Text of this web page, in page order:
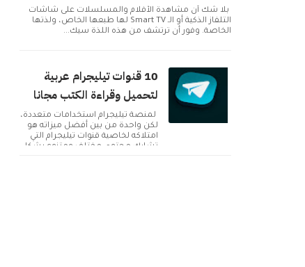
بلا شك أن مشاهدة الأفلام والمسلسلات على شاشات
التلفاز الذكية أو الـ Smart TV لها طبعها الخاص، ولذتها
الخاصة. وفور أن ترتشف من هذه اللذة سيك...
10 قنوات تيليجرام عربية
لتحميل وقراءة الكتب مجانا
لمنصة تيليجرام استخدامات متعددة،
لكن واحدة من بين أفضل ميزاته هو
امتلاكه لخاصية قنوات تيليجرام التي
تشارك محتوى مختلف ومتنوع بشكل